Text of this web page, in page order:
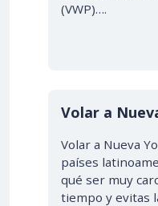
(VWP)….
Volar a
Volar a Nueva
países
qué ser muy
tiempo y evitas